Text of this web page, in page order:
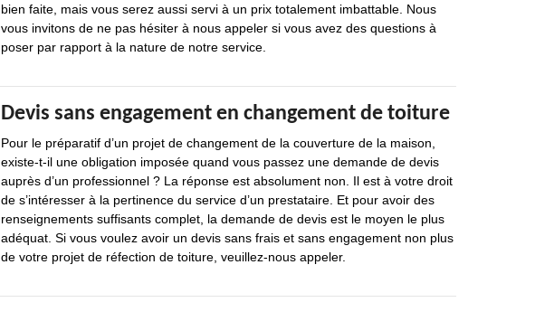
bien faite, mais vous serez aussi servi à un prix totalement imbattable. Nous
vous invitons de ne pas hésiter à nous appeler si vous avez des questions à
poser par rapport à la nature de notre service.
Devis sans engagement en changement de toiture
Pour le préparatif d’un projet de changement de la couverture de la maison,
existe-t-il une obligation imposée quand vous passez une demande de devis
auprès d’un professionnel ? La réponse est absolument non. Il est à votre droit
de s’intéresser à la pertinence du service d’un prestataire. Et pour avoir des
renseignements suffisants complet, la demande de devis est le moyen le plus
adéquat. Si vous voulez avoir un devis sans frais et sans engagement non plus
de votre projet de réfection de toiture, veuillez-nous appeler.